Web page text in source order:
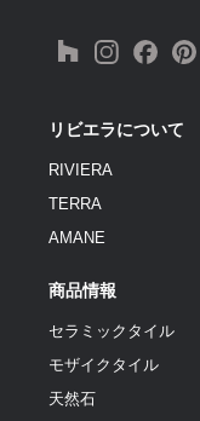
リビエラについて
RIVIERA
TERRA
AMANE
商品情報
セラミックタイル
モザイクタイル
天然石